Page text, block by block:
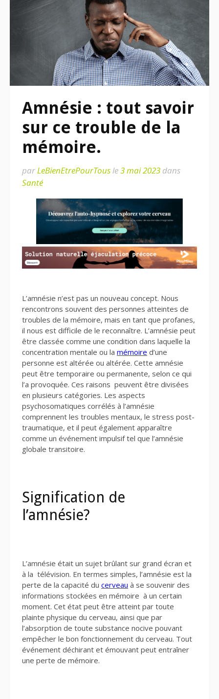
Amnésie : tout savoir
sur ce trouble de la
mémoire.
parLeBienEtrePourTousle3 mai 2023 dans
Santé
L’amnésie n’est pas un nouveau concept. Nous
rencontrons souvent des personnes atteintes de
troubles de la mémoire, mais en tant que profanes,
il nous est difficile de le reconnaître. L’amnésie peut
être classée comme une condition dans laquelle la
concentration mentale ou la mémoire d’une
personne est altérée ou altérée. Cette amnésie
peut être temporaire ou permanente, selon ce qui
l’a provoquée. Ces raisons peuvent être divisées
en plusieurs catégories. Les aspects
psychosomatiques corrélés à l’amnésie
comprennent les troubles mentaux, le stress post-
traumatique, et il peut également apparaître
comme un événement impulsif tel que l’amnésie
globale transitoire.
Signification de
l’amnésie?
L’amnésie était un sujet brûlant sur grand écran et
à la télévision. En termes simples, l’amnésie est la
perte de la capacité du cerveau à se souvenir des
informations stockées en mémoire à un certain
moment. Cet état peut être atteint par toute
plainte physique du cerveau, ainsi que par
l’absorption de toute substance nocive pouvant
empêcher le bon fonctionnement du cerveau. Tout
événement déchirant et émouvant peut entraîner
une perte de mémoire.